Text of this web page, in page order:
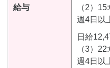
給与
（2）
週4日以
日給
（3）
週4日以